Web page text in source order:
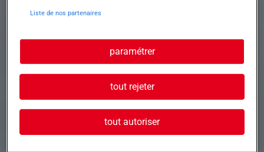
• Contrôle des paramètres numériques et
o Démarrage : paramètres de stérilisation
(température, pression, peroxyde...
o Production : paramètres de température
o Nettoyage : paramètres de température et
temps de concentration
Assurer le conditionnement :
• Assurer les approvisionnements d'emballages
et de films soudure
• Contrôler les paramètres de la conditionneuse :
Liste de nos partenaires
paramétrer
tout rejeter
tout autoriser